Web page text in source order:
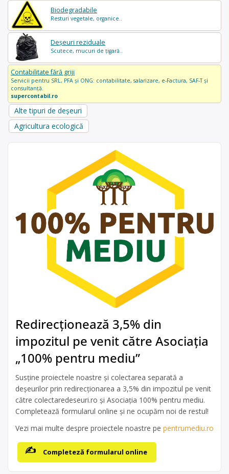
Biodegradabile
Resturi vegetale, organice..
Deșeuri reziduale
Scutece, mucuri de țigară..
Contabilitate fără griji
Servicii pentru SRL, PFA și ONG: contabilitate, salarizare, e-Factura, SAF-T și
consultanță.
supercontabil.ro
Alte tipuri de deșeuri
Agricultura ecologică
Redirecționează 3,5% din
impozitul pe venit către Asociația
„100% pentru mediu”
Susține proiectele noastre și colectarea separată a
deșeurilor prin redirecționarea a 3,5% din impozitul pe venit
către colectaredeseuri.ro și Asociația 100% pentru mediu.
Completează formularul online și ne ocupăm noi de restul!
Vezi mai multe despre proiectele noastre pe pentrumediu.ro
Completeză formularul online